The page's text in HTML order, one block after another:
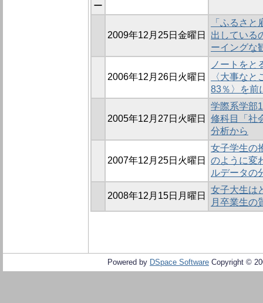
ー
2009年12月25日金曜日
「ふるさ
出している
ーイングな
2006年12月26日火曜日
ノートをと
〈大事な
83％〉を前
2005年12月27日火曜日
学際系学部
修科目「社
分析から
2007年12月25日火曜日
女子学生の
のように変
ルデータの
2008年12月15日月曜日
女子大生は
月卒業生の
Powered by DSpace Software Copyright ©